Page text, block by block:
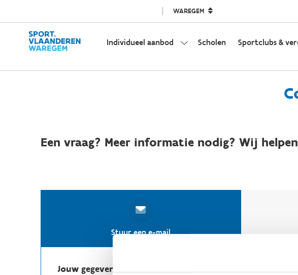
WAREGEM
Individueel aanbod Scholen Sportclubs &
Een vraag? Meer informatie nodig? Wij
Stuur een e-mail
Jouw gegevens